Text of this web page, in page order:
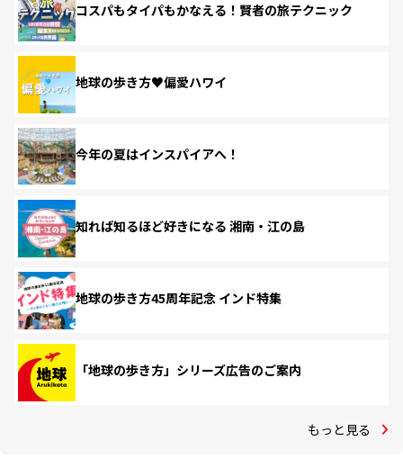
コスパもタイパもかなえる！賢者の旅テクニック
地球の歩き方♥偏愛ハワイ
今年の夏はインスパイアへ！
知れば知るほど好きになる 湘南・江の島
地球の歩き方45周年記念 インド特集
「地球の歩き方」シリーズ広告のご案内
もっと見る